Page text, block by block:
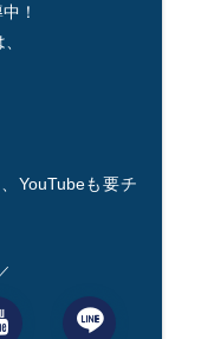
！
YouTubeも要チ